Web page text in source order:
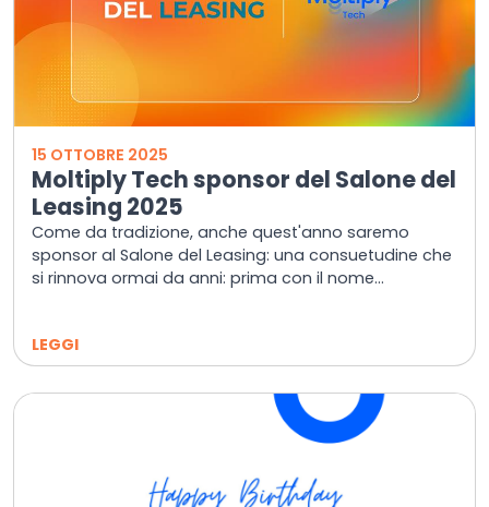
15 OTTOBRE 2025
Moltiply Tech sponsor del Salone del
Leasing 2025
Come da tradizione, anche quest'anno saremo
sponsor al Salone del Leasing: una consuetudine che
si rinnova ormai da anni: prima con il nome...
LEGGI